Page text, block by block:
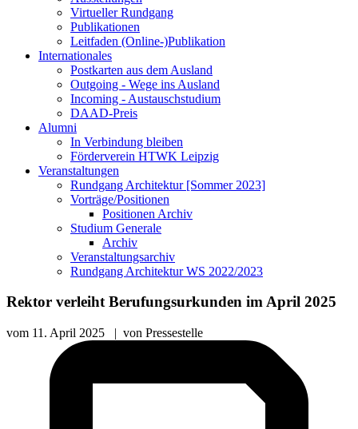
Virtueller Rundgang
Publikationen
Leitfaden (Online-)Publikation
Internationales
Postkarten aus dem Ausland
Outgoing - Wege ins Ausland
Incoming - Austauschstudium
DAAD-Preis
Alumni
In Verbindung bleiben
Förderverein HTWK Leipzig
Veranstaltungen
Rundgang Architektur [Sommer 2023]
Vorträge/Positionen
Positionen Archiv
Studium Generale
Archiv
Veranstaltungsarchiv
Rundgang Architektur WS 2022/2023
Rektor verleiht Berufungsurkunden im April 2025
vom 11. April 2025 | von Pressestelle